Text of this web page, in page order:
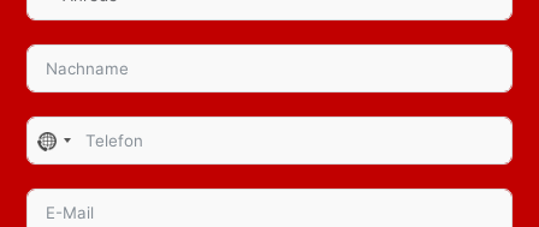
No
country
selected